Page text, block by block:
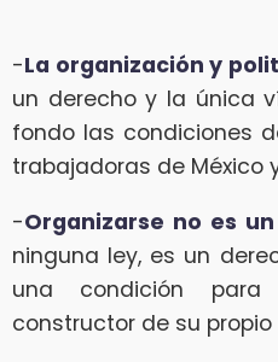
-La organización y
un derecho y la única
fondo las condiciones
trabajadoras de México
-Organizarse no es
ninguna ley, es un
una condición
constructor de su propio